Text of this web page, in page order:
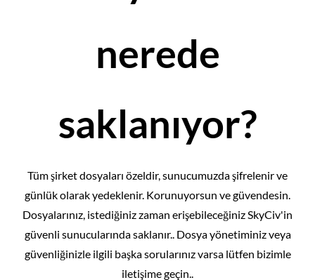
nerede
saklanıyor?
Tüm şirket dosyaları özeldir, sunucumuzda şifrelenir ve
günlük olarak yedeklenir. Korunuyorsun ve güvendesin.
Dosyalarınız, istediğiniz zaman erişebileceğiniz SkyCiv'in
güvenli sunucularında saklanır.. Dosya yönetiminiz veya
güvenliğinizle ilgili başka sorularınız varsa lütfen bizimle
iletişime geçin..